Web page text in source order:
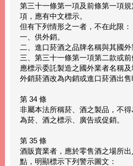
第三十一條第一項及前條第一項
項，應有中文標示。
但有下列情形之一者，不在此限：
一、供外銷。
二、進口菸酒之品牌名稱與其國外
三、第三十一條第一項第二款或
應標示委託製造之國外業者名稱及
外銷菸酒改為內銷或進口菸酒出售
第 34 條
非屬本法所稱菸、酒之製品，不
為菸、酒之標示、廣告或促銷。
第 35 條
酒販賣業者，應於零售酒之場所
點，明顯標示下列警示圖文：